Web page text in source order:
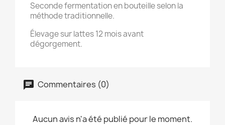
Seconde fermentation en bouteille selon la
méthode traditionnelle.
Élevage sur lattes 12 mois avant
dégorgement.
Commentaires (0)
Aucun avis n'a été publié pour le moment.